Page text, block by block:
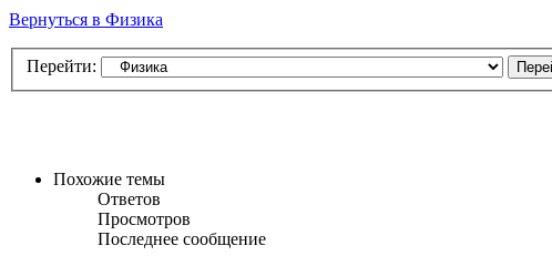
Вернуться в Физика
Перейти:
Похожие темы
Ответов
Просмотров
Последнее сообщение